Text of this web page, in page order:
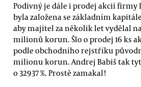
Podivný je dále i prodej akcií firmy
byla založena se základním
aby majitel za několik let vydělal
milionů korun. Šlo o prodej 16 ks
podle obchodního rejstříku
milionu korun. Andrej Babiš tak
o 32937 %. Prostě zamakal!